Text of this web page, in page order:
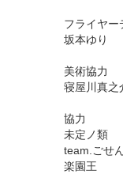
フライヤー
坂本ゆり
美術協力
寝屋川真之
協力
未定ノ類
team.ごせ
楽園王